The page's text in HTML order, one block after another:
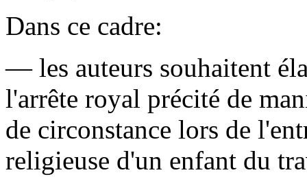
Dans ce cadre:
— les auteurs souhaitent
l'arrête royal précité de
de circonstance lors de
religieuse d'un enfant du